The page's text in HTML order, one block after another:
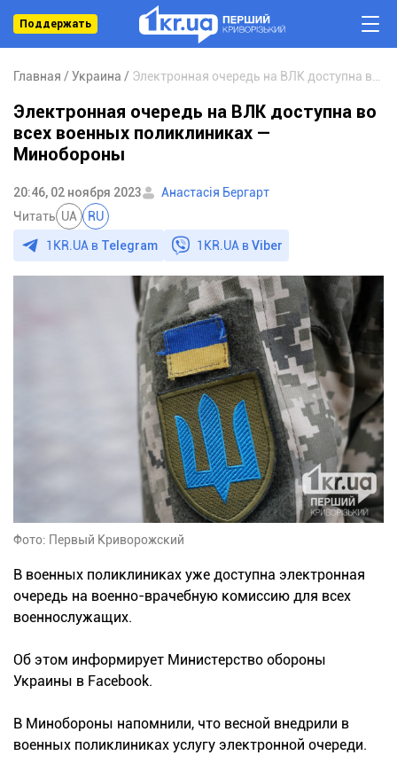
Поддержать
Главная Украина
Электронная очередь на ВЛК доступна во
всех военных поликлиниках —
Минобороны
20:46, 02 ноября 2023
Анастасія Бергарт
Читать UA RU
1KR.UA в Telegram 1KR.UA вViber
Фото: Первый Криворожский
В военных поликлиниках уже доступна электронная
очередь на военно-врачебную комиссию для всех
военнослужащих.
Об этом информирует Министерство обороны
Украины в Facebook.
В Минобороны напомнили, что весной внедрили в
военных поликлиниках услугу электронной очереди.